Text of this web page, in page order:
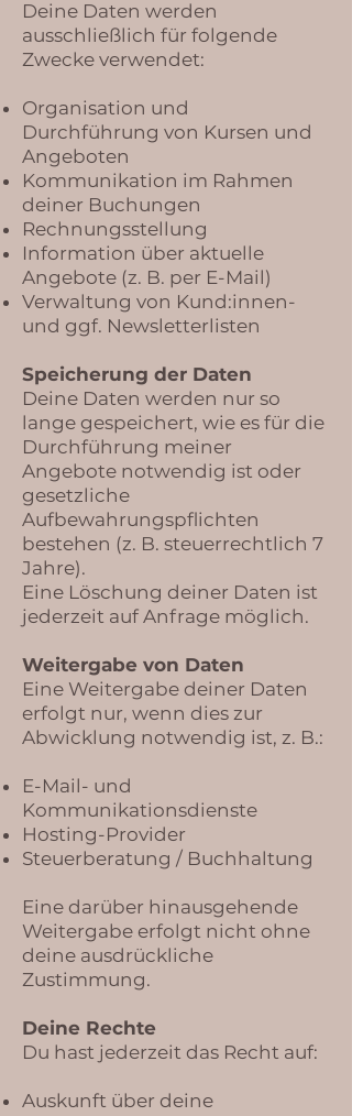
Deine Daten werden
ausschließlich für folgende
Zwecke verwendet:
Organisation und
Durchführung von Kursen und
Angeboten
Kommunikation im Rahmen
deiner Buchungen
Rechnungsstellung
Information über aktuelle
Angebote (z. B. per E-Mail)
Verwaltung von Kund:innen-
und ggf. Newsletterlisten
Speicherung der Daten
Deine Daten werden nur so
lange gespeichert, wie es für die
Durchführung meiner
Angebote notwendig ist oder
gesetzliche
Aufbewahrungspflichten
bestehen (z. B. steuerrechtlich 7
Jahre).
Eine Löschung deiner Daten ist
jederzeit auf Anfrage möglich.
Weitergabe von Daten
Eine Weitergabe deiner Daten
erfolgt nur, wenn dies zur
Abwicklung notwendig ist, z. B.:
E-Mail- und
Kommunikationsdienste
Hosting-Provider
Steuerberatung / Buchhaltung
Eine darüber hinausgehende
Weitergabe erfolgt nicht ohne
deine ausdrückliche
Zustimmung.
Deine Rechte
Du hast jederzeit das Recht auf:
Auskunft über deine